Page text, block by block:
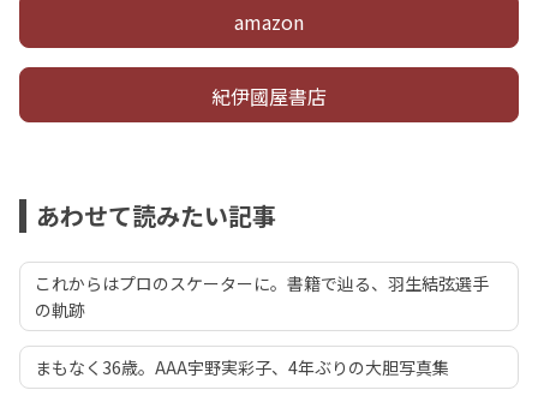
amazon
紀伊國屋書店
あわせて読みたい記事
これからはプロのスケーターに。書籍で辿る、羽生結弦選手
の軌跡
まもなく36歳。AAA宇野実彩子、4年ぶりの大胆写真集